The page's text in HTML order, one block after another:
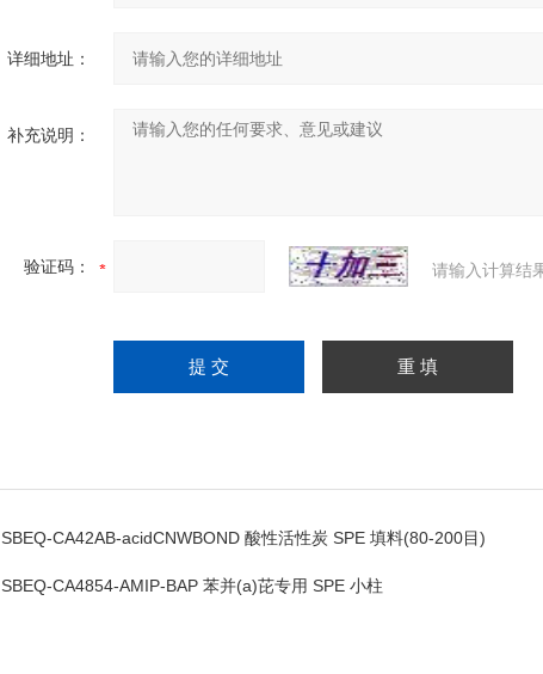
详细地址：
补充说明：
验证码： 请输入计算结
SBEQ-CA42AB-acidCNWBOND 酸性活性炭 SPE 填料(80-200目)
SBEQ-CA4854-AMIP-BAP 苯并(a)芘专用 SPE 小柱